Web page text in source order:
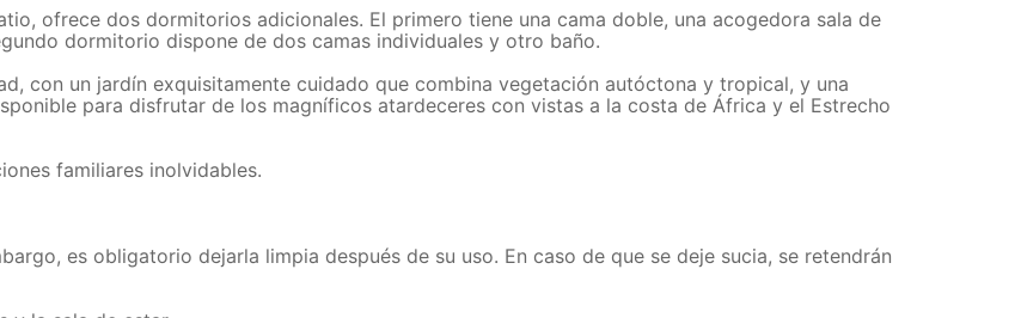
ofrece dos dormitorios adicionales. El primero tiene una cama doble, una acogedora sala de
dormitorio dispone de dos camas individuales y otro baño.
con un jardín exquisitamente cuidado que combina vegetación autóctona y tropical, y una
para disfrutar de los magníficos atardeceres con vistas a la costa de África y el Estrecho
familiares inolvidables.
es obligatorio dejarla limpia después de su uso. En caso de que se deje sucia, se retendrán